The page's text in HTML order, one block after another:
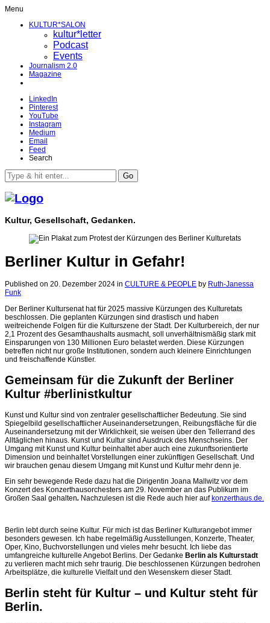
Menu
KULTUR*SALON
kultur*letter
Podcast
Events
Journalism 2.0
Magazine
LinkedIn
Pinterest
YouTube
Instagram
Medium
Email
Feed
Search
Go
Kultur, Gesellschaft, Gedanken.
Berliner Kultur in Gefahr!
Published on 20. Dezember 2024 in CULTURE & PEOPLE by Ruth-Janessa
Funk
Der Berliner Kultursenat hat für 2025 massive Kürzungen des Kulturetats
beschlossen. Die geplanten Kürzungen sind drastisch und haben
weitreichende Folgen für die Kulturszene der Stadt. Der Kulturbereich, der nur
2,1 Prozent des Gesamthaushalts ausmacht, soll unverhältnismäßig stark mit
Einsparungen von 130 Millionen Euro belastet werden. Diese Kürzungen
betreffen nicht nur große Institutionen, sondern auch kleinere Einrichtungen
und freischaffende Künstler.
Gemeinsam für die Zukunft der Berliner
Kultur #berlinistkultur
Kunst und Kultur sind von zentraler gesellschaftlicher Bedeutung. Sie sind
Spiegelbild gesellschaftlicher Auseinandersetzungen, Reibungsfläche für die
Auseinandersetzung mit der Wirklichkeit, sie weisen über den Tellerrand des
Alltäglichen hinaus. Kunst und Kultur sind Ausdruck des Menschseins. Der
Umgang mit Kunst und Kultur beinhaltet aber auch eine zukunftsorientierte
Dimension und beinhaltet Vorstellungen einer zukünftigen Gesellschaft. Und
wir brauchen genau diesem Umgang mit Kunst und Kultur mehr denn je.
Ein sehr bewegende Rede dazu hat die Dirigentin Joana Mallwitz vor dem
Konzert des Konzerthausorchesters am 29. November an das Publikum im
Großen Saal gehalten. Nachzulesen ist die Rede auch hier auf konzerthaus.de.
Berlin lebt durch seine Kultur. Für mich ist das Berliner Kulturangebot immer
besonders gewesen. Ich habe regelmäßig Ausstellungen, Konzerte, Theater,
Oper, Kino, Buchvorstellungen und vieles mehr besucht. Ich liebe das
umfangreiche kulturelle Angebot Berlins. Der Gedanke Berlin als Kulturstadt
zu verlieren macht mich sehr traurig. Die beschlossenen Kürzungen bedrohen
Arbeitsplätze, die kulturelle Vielfalt und den Wesenskern dieser Stadt.
Berlin steht für Kultur – und Kultur steht für
Berlin.